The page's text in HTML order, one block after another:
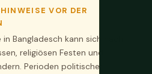
VOR DER
Bangladesch kann sich nach
religiösen Festen und
Perioden politischer